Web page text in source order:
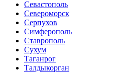
Севастополь
Североморск
Серпухов
Симферополь
Ставрополь
Сухум
Таганрог
Tалдыкорган